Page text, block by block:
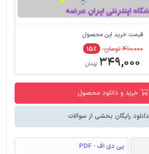
قیمت خرید این محصول
۴۱۰,۰۰۰ تومان ۱۵٪
۳۴۹,۰۰۰ تومان
خرید و دانلود محصول
دانلود رایگان بخشی از سوالات
پی دی اف - PDF